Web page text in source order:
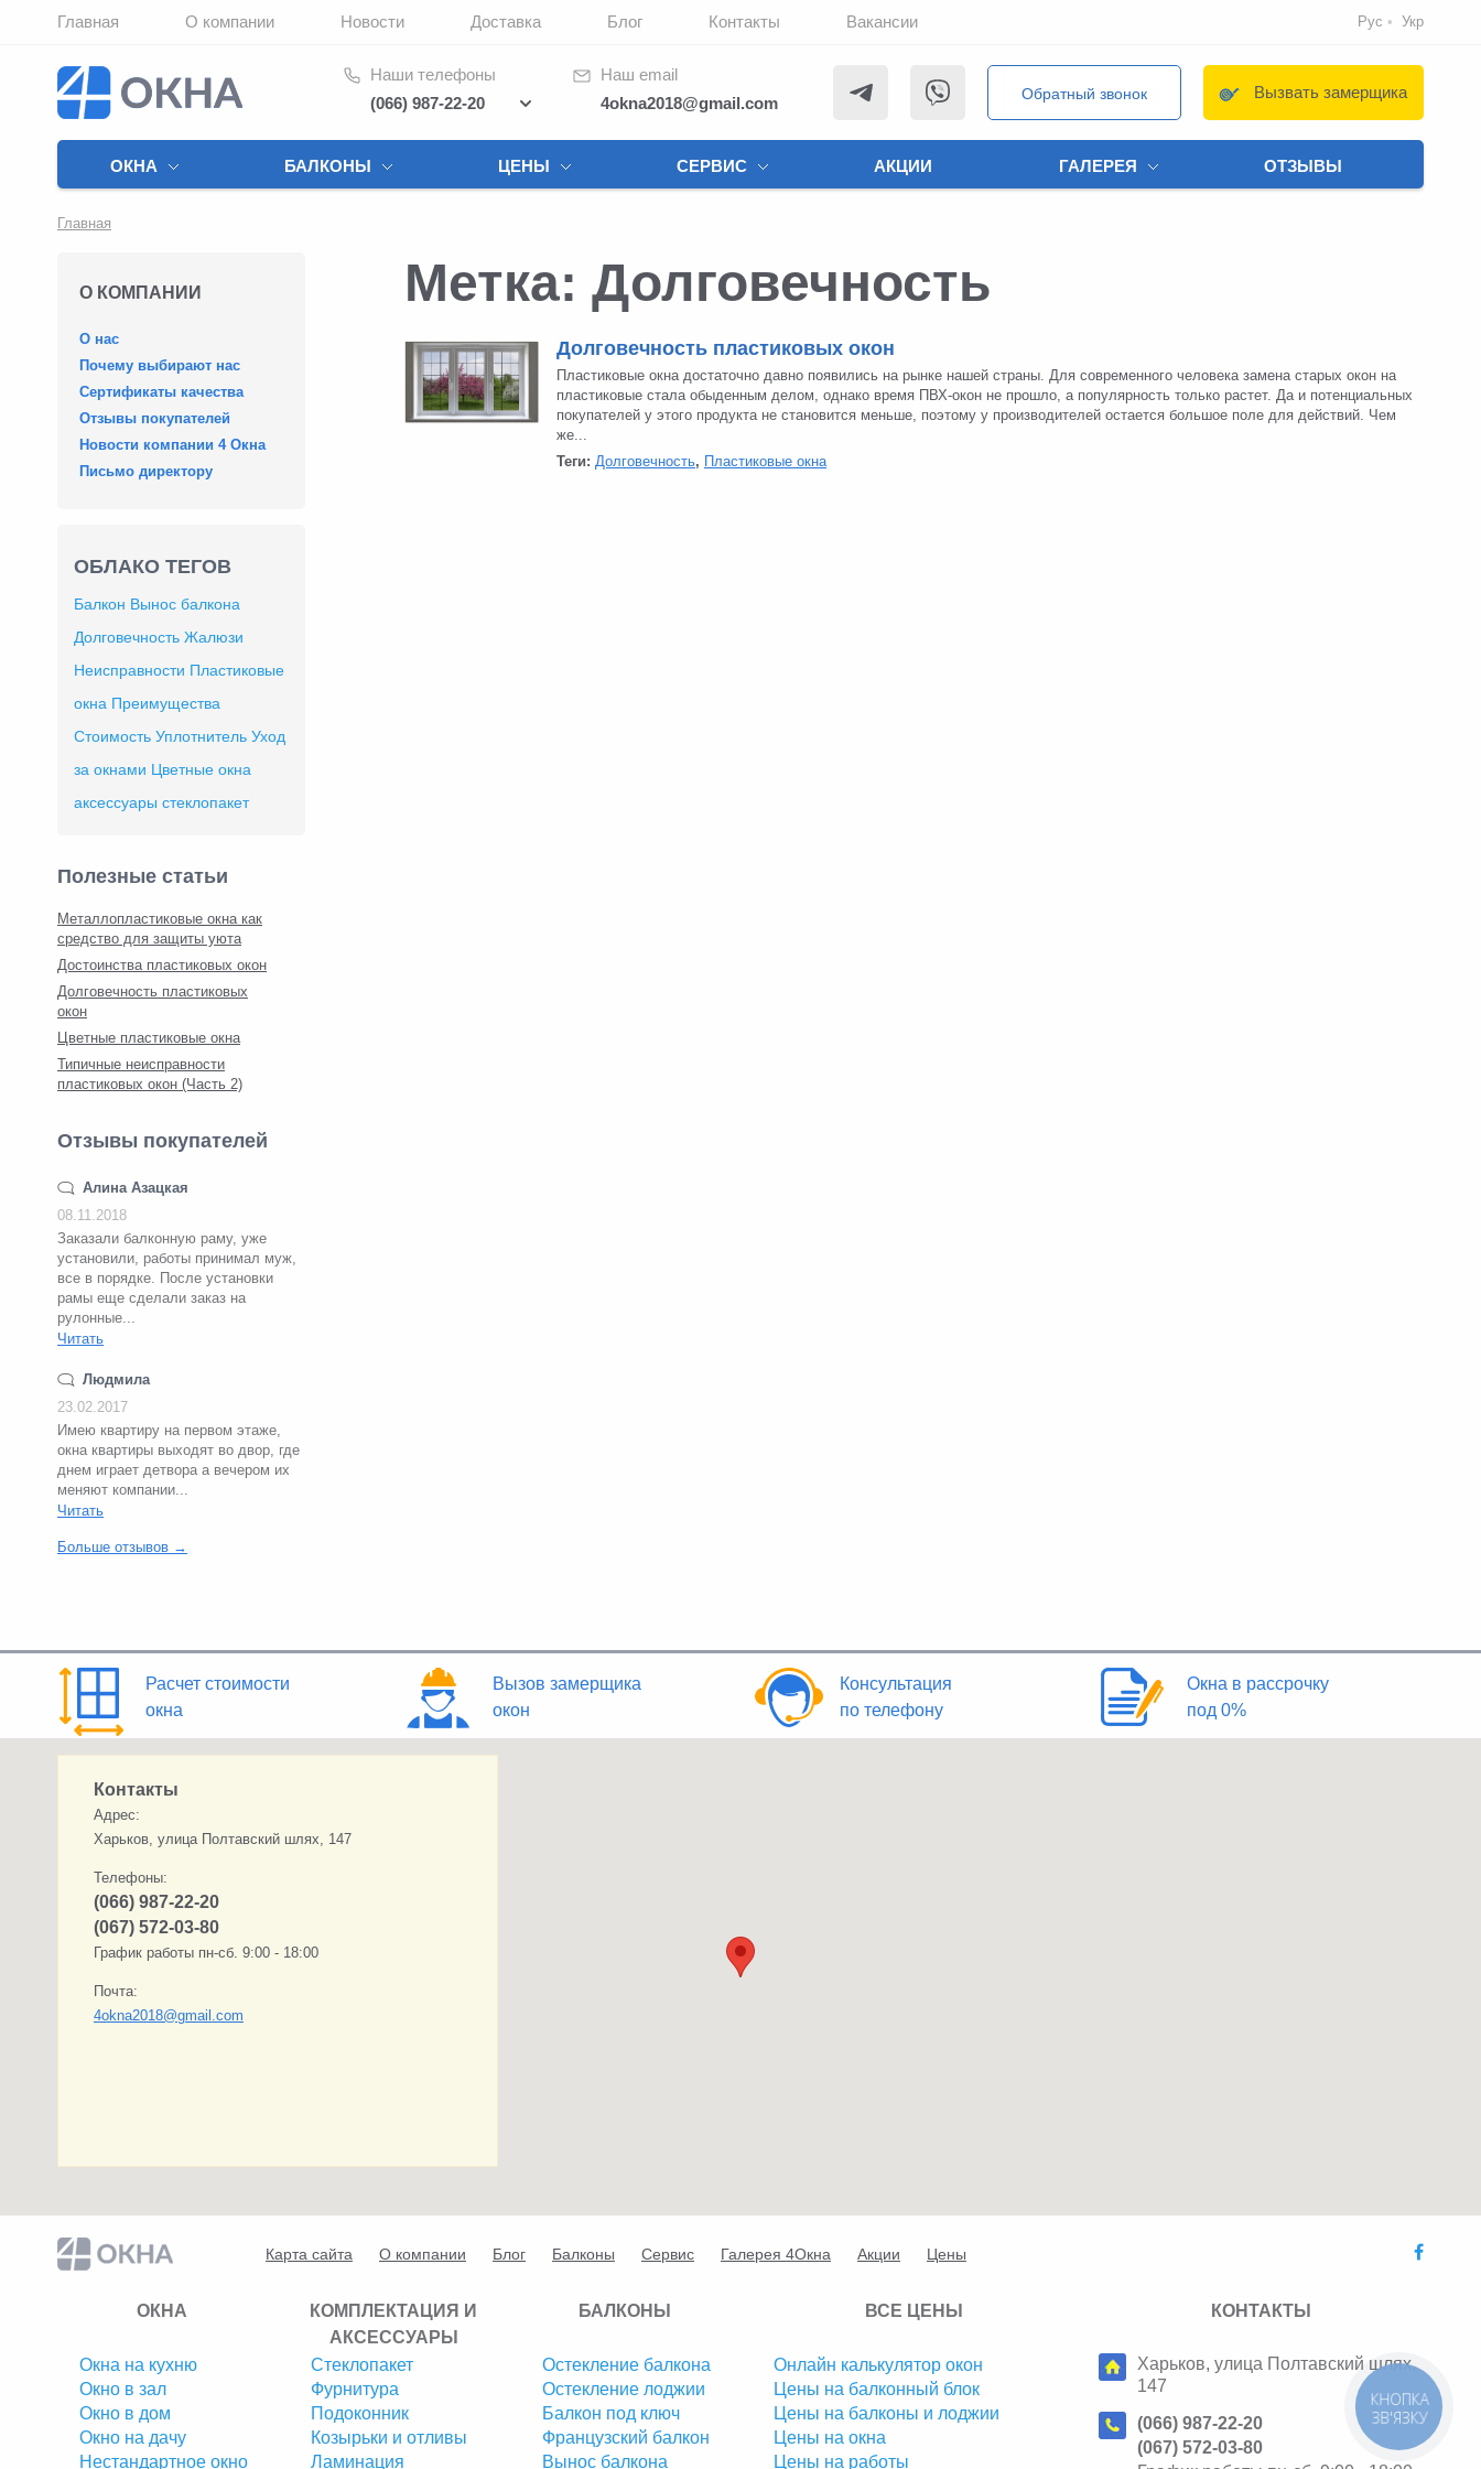
Главная О компании Новости Доставка Блог Контакты Вакансии Рус Укр
Наши телефоны
(066) 987-22-20
Наш email
4okna2018@gmail.com
Обратный звонок Вызвать замерщика
ОКНА БАЛКОНЫ ЦЕНЫ СЕРВИС АКЦИИ ГАЛЕРЕЯ ОТЗЫВЫ
Главная
О КОМПАНИИ
О нас
Почему выбирают нас
Сертификаты качества
Отзывы покупателей
Новости компании 4 Окна
Письмо директору
ОБЛАКО ТЕГОВ
Балкон Вынос балкона
Долговечность Жалюзи
Неисправности Пластиковые
окна Преимущества
Стоимость Уплотнитель Уход
за окнами Цветные окна
аксессуары стеклопакет
Полезные статьи
Металлопластиковые окна как
средство для защиты уюта
Достоинства пластиковых окон
Долговечность пластиковых
окон
Цветные пластиковые окна
Типичные неисправности
пластиковых окон (Часть 2)
Отзывы покупателей
Алина Азацкая
08.11.2018
Заказали балконную раму, уже
установили, работы принимал муж,
все в порядке. После установки
рамы еще сделали заказ на
рулонные...
Читать
Людмила
23.02.2017
Имею квартиру на первом этаже,
окна квартиры выходят во двор, где
днем играет детвора а вечером их
меняют компании...
Читать
Больше отзывов →
Метка: Долговечность
Долговечность пластиковых окон
Пластиковые окна достаточно давно появились на рынке нашей страны. Для современного человека замена старых окон на
пластиковые стала обыденным делом, однако время ПВХ-окон не прошло, а популярность только растет. Да и потенциальных
покупателей у этого продукта не становится меньше, поэтому у производителей остается большое поле для действий. Чем
же...
Теги: Долговечность, Пластиковые окна
Расчет стоимости
окна
Вызов замерщика
окон
Консультация
по телефону
Окна в рассрочку
под 0%
Контакты
Адрес:
Харьков, улица Полтавский шлях, 147
Телефоны:
(066) 987-22-20
(067) 572-03-80
График работы пн-сб. 9:00 - 18:00
Почта:
4okna2018@gmail.com
Карта сайта О компании Блог Балконы Сервис Галерея 4Окна Акции Цены
ОКНА
Окна на кухню
Окно в зал
Окно в дом
Окно на дачу
Нестандартное окно
КОМПЛЕКТАЦИЯ И
АКСЕССУАРЫ
Стеклопакет
Фурнитура
Подоконник
Козырьки и отливы
Ламинация
БАЛКОНЫ
Остекление балкона
Остекление лоджии
Балкон под ключ
Французский балкон
Вынос балкона
ВСЕ ЦЕНЫ
Онлайн калькулятор окон
Цены на балконный блок
Цены на балконы и лоджии
Цены на окна
Цены на работы
КОНТАКТЫ
Харьков, улица Полтавский шлях,
147
(066) 987-22-20
(067) 572-03-80
КНОПКА
ЗВ'ЯЗКУ